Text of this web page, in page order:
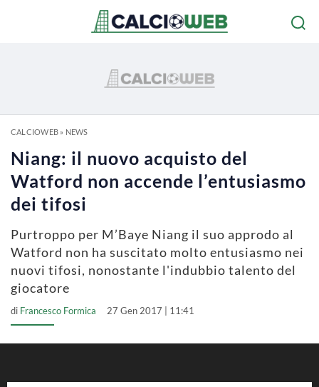
CALCIOWEB» NEWS
Niang: il nuovo acquisto del
Watford non accende l’entusiasmo
dei tifosi
Purtroppo per M’Baye Niang il suo approdo al
Watford non ha suscitato molto entusiasmo nei
nuovi tifosi, nonostante l'indubbio talento del
giocatore
di Francesco Formica 27 Gen 2017 | 11:41